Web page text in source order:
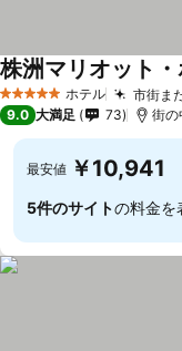
5 ホテルのランク
ホテル 市街ま
株洲マリオット
9.0 大満足 73 街
最安値 ￥10,941
5件のサイトの料金を